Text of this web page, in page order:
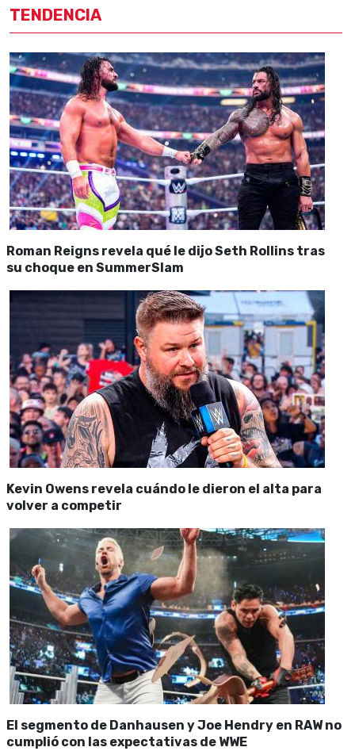
TENDENCIA
Roman Reigns revela qué le dijo Seth Rollins tras
su choque en SummerSlam
Kevin Owens revela cuándo le dieron el alta para
volver a competir
El segmento de Danhausen y Joe Hendry en RAW no
cumplió con las expectativas de WWE